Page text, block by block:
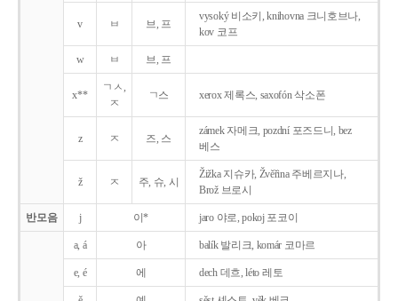
v ㅂ 브, 프
vysoký 비소키, knihovna 크니호브나,
kov 코프
w ㅂ 브, 프
x**
ㄱㅅ,
ㅈ
ㄱ스 xerox 제록스, saxofón 삭소폰
z ㅈ 즈, 스
zámek 자메크, pozdní 포즈드니, bez
베스
ž ㅈ 주, 슈, 시
Žižka 지슈카, Žvěřina 주베르지나,
Brož 브로시
반모음 j 이* jaro 야로, pokoj 포코이
a, á 아 balík 발리크, komár 코마르
e, é 에 dech 데흐, léto 레토